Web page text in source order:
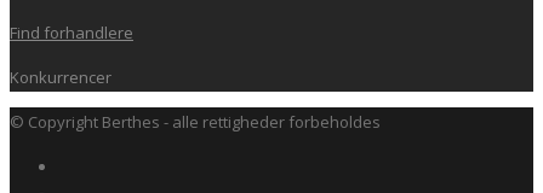
Find forhandlere
Konkurrencer
© Copyright Berthes - alle rettigheder forbeholdes